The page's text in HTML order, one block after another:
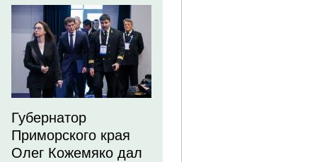
Губернатор
Приморского края
Олег Кожемяко дал